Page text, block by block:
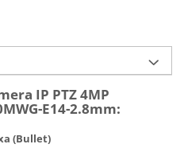
IP PTZ 4MP
E14-2.8mm:
(Bullet)